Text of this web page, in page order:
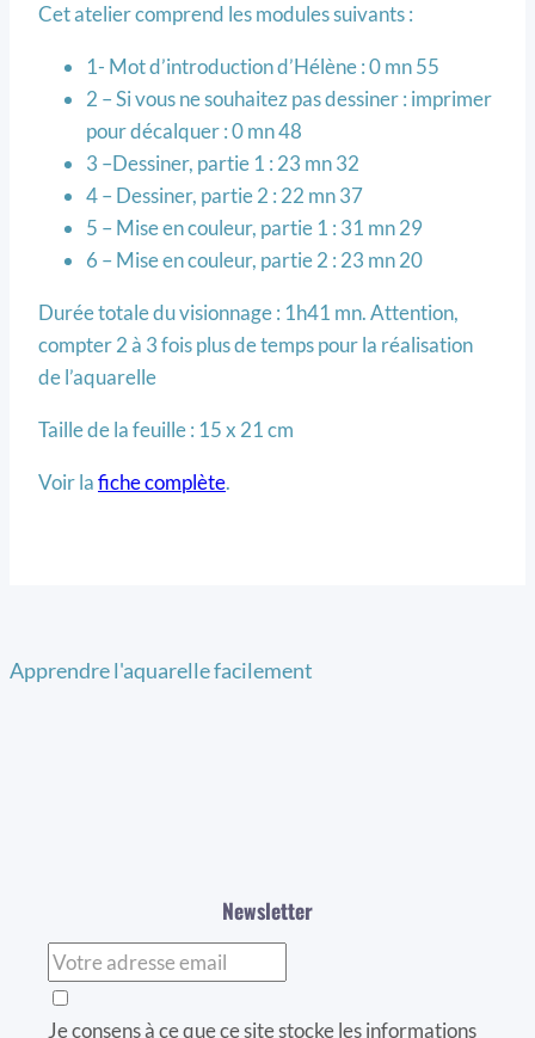
Cet atelier comprend les modules suivants :
1- Mot d’introduction d’Hélène : 0 mn 55
2 – Si vous ne souhaitez pas dessiner : imprimer
pour décalquer : 0 mn 48
3 –Dessiner, partie 1 : 23 mn 32
4 – Dessiner, partie 2 : 22 mn 37
5 – Mise en couleur, partie 1 : 31 mn 29
6 – Mise en couleur, partie 2 : 23 mn 20
Durée totale du visionnage : 1h41 mn. Attention,
compter 2 à 3 fois plus de temps pour la réalisation
de l’aquarelle
Taille de la feuille : 15 x 21 cm
Voir lafiche complète.
Apprendre l'aquarelle facilement
Newsletter
Je consens à ce que ce site stocke les informations